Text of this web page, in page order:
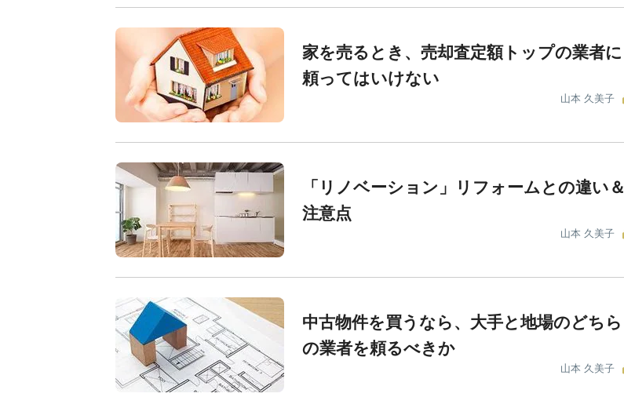
家を売るとき、売却査定額トップの業者に
頼ってはいけない
山本 久美子
「リノベーション」リフォームとの違い＆
注意点
山本 久美子
中古物件を買うなら、大手と地場のどちら
の業者を頼るべきか
山本 久美子